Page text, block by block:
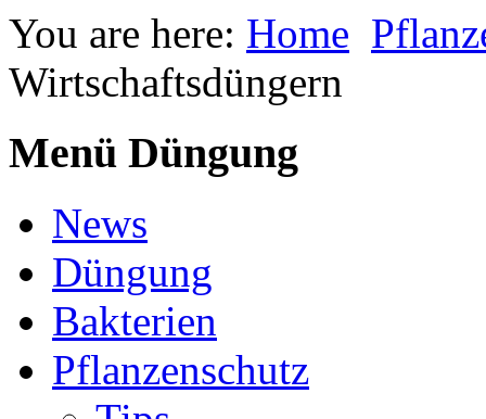
You are here: Home
Wirtschaftsdüngern
Menü Düngung
News
Düngung
Bakterien
Pflanzenschutz